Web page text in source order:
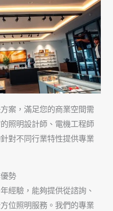
案，滿足您的商業空間需
照明設計師、電機工程師
對不同行業特性提供專業
勢
經驗，能夠提供從諮詢、
位照明服務。我們的專業